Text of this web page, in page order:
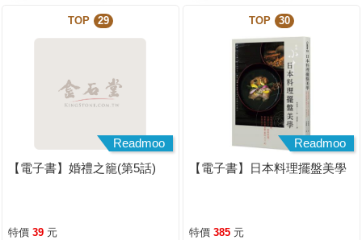
TOP 29
Readmoo
【電子書】婚禮之籠(第5話)
特價 39 元
TOP 30
Readmoo
【電子書】日本料理擺盤美學
特價 385 元